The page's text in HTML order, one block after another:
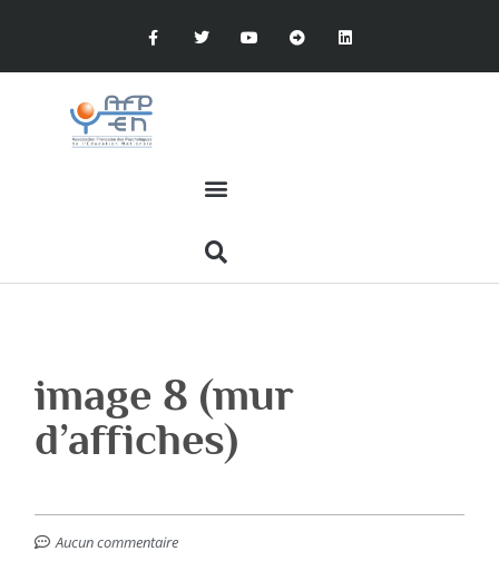
image 8 (mur
d’affiches)
Aucun commentaire